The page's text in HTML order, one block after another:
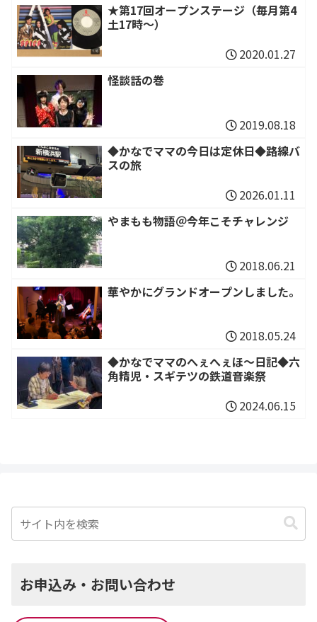
★第17回オープンステージ（毎月第4
土17時～）
2020.01.27
怪談話の巻
2019.08.18
◆かなでママの今日は定休日◆路線バ
スの旅
2026.01.11
やまもも物語＠今年こそチャレンジ
2018.06.21
華やかにグランドオープンしました。
2018.05.24
◆かなでママのへぇへぇほ～日記◆六
角精児・スギテツの鉄道音楽祭
2024.06.15
お申込み・お問い合わせ